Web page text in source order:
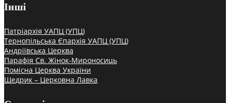
Інші
Патріархія УАПЦ (УПЦ)
Тернопільська Єпархія УАПЦ (УПЦ)
Андріївська Церква
Парафія Св. Жінок-Мироносиць
Помісна Церква України
Щедрик – Церковна Лавка